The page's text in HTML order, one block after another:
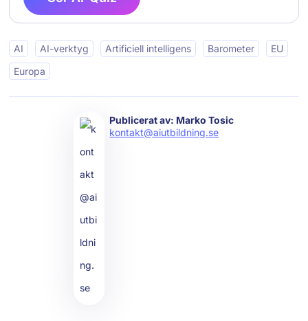
AI AI-verktyg Artificiell intelligens Barometer
EU
Europa
Publicerat av: Marko Tosic
kontakt@aiutbildning.se